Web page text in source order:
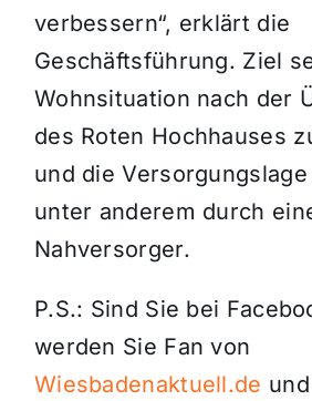
verbessern“, erklärt die
Geschäftsführung. Ziel
Wohnsituation nach der
des Roten Hochhauses
und die
unter anderem durch
Nahversorger.
P.S.: Sind Sie bei
werden Sie Fan von
Wiesbadenaktuell.de